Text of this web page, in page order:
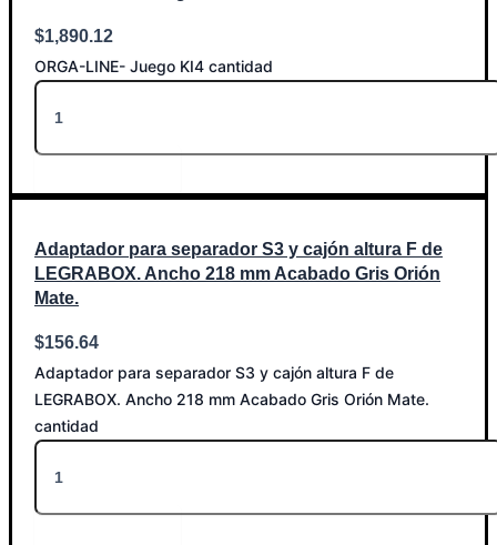
$1,890.12
ORGA-LINE- Juego KI4 cantidad
Adaptador para separador S3 y cajón altura F de
LEGRABOX. Ancho 218 mm Acabado Gris Orión
Mate.
$156.64
Adaptador para separador S3 y cajón altura F de
LEGRABOX. Ancho 218 mm Acabado Gris Orión Mate.
cantidad